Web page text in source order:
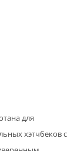
для
хэтчбеков с